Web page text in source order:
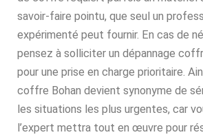
savoir-faire pointu, que seul un
expérimenté peut fournir. En cas de
pensez à solliciter un dépannage
pour une prise en charge prioritaire.
coffre Bohan devient synonyme de
les situations les plus urgentes, car
l’expert mettra tout en œuvre pour